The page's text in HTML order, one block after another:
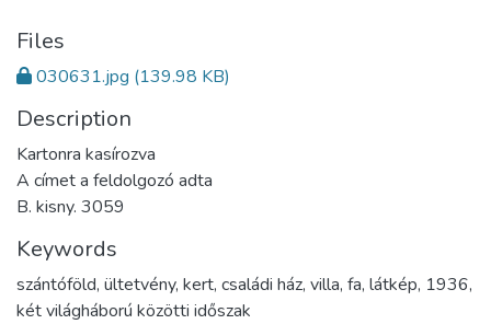
Files
030631.jpg (139.98 KB)
Description
Kartonra kasírozva
A címet a feldolgozó adta
B. kisny. 3059
Keywords
szántóföld, ültetvény, kert, családi ház, villa, fa, látkép, 1936,
két világháború közötti időszak